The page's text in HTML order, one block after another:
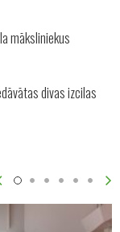
māksliniekus
divas izcilas